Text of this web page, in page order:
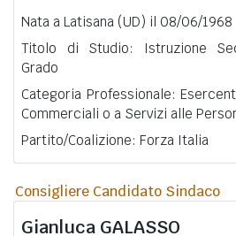
Nata a Latisana (UD) il 08/06/1968
Titolo di Studio: Istruzione
Grado
Categoria Professionale:
Commerciali o a Servizi alle
Partito/Coalizione: Forza Italia
Consigliere Candidato Sindaco
Gianluca GALASSO